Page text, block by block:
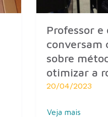
Professor
conversam
sobre
otimizar a
20/04/2023
Veja mais